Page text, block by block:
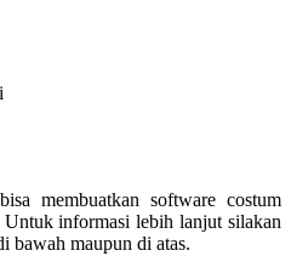
membuatkan software costum
Untuk informasi lebih lanjut silakan
bawah maupun di atas.